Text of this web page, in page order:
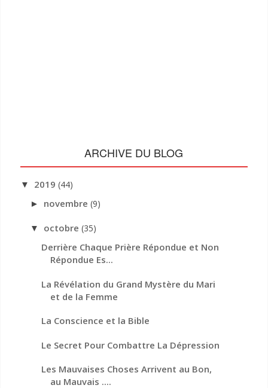
ARCHIVE DU BLOG
▼ 2019 (44)
► novembre(9)
▼ octobre(35)
Derrière Chaque Prière Répondue et Non
Répondue Es...
La Révélation du Grand Mystère du Mari
et de la Femme
La Conscience et la Bible
Le Secret Pour Combattre La Dépression
Les Mauvaises Choses Arrivent au Bon,
au Mauvais ....